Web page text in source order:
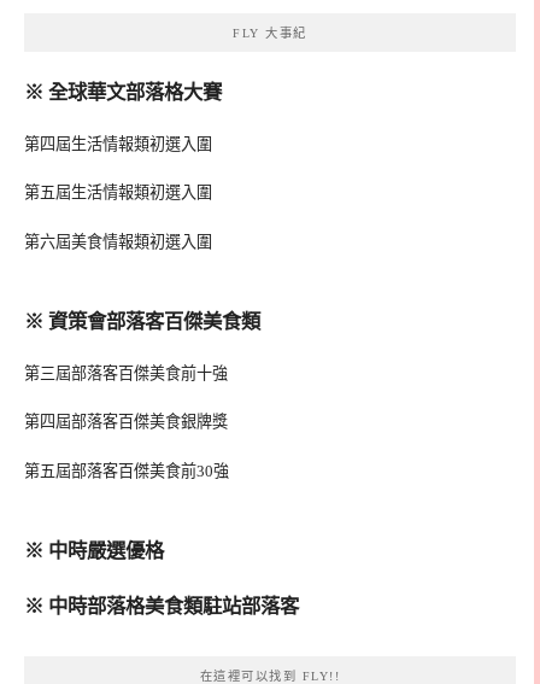
FLY 大事紀
※ 全球華文部落格大賽
第四屆生活情報類初選入圍
第五屆生活情報類初選入圍
第六屆美食情報類初選入圍
※ 資策會部落客百傑美食類
第三屆部落客百傑美食前十強
第四屆部落客百傑美食銀牌獎
第五屆部落客百傑美食前30強
※ 中時嚴選優格
※ 中時部落格美食類駐站部落客
在這裡可以找到 FLY!!